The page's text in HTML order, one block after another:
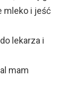
mleko i jeść
lekarza i
mam